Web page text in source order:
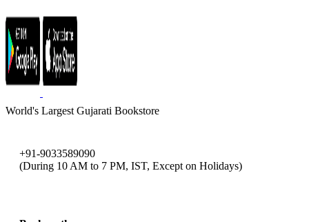
World's Largest Gujarati Bookstore
+91-9033589090
(During 10 AM to 7 PM, IST, Except on Holidays)